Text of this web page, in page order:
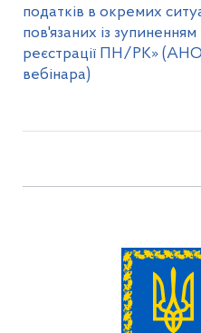
податків в окремих
пов'язаних із зупиненням
реєстрації ПН/РК»
вебінара)